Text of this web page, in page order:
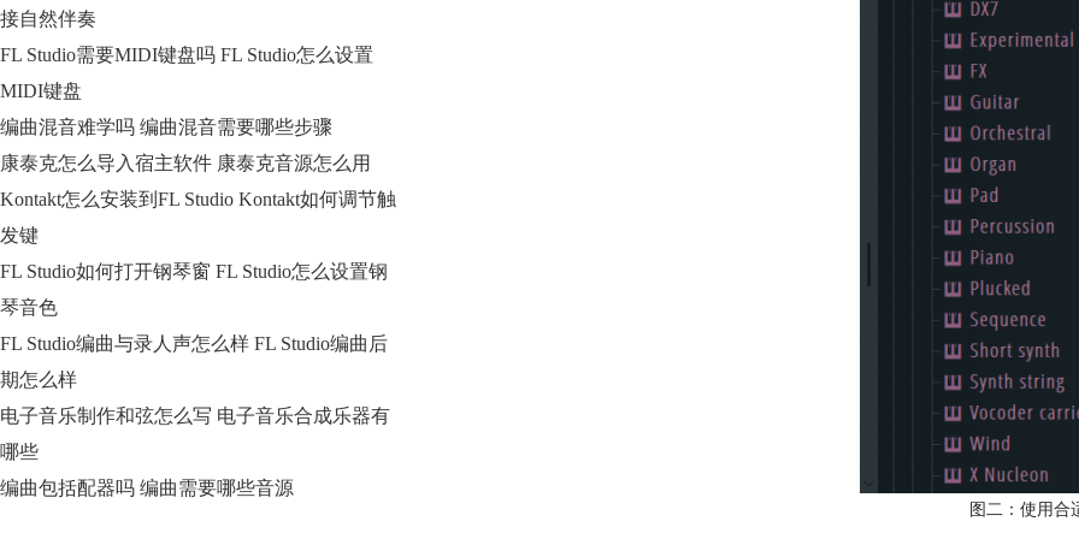
接自然伴奏
FL Studio需要MIDI键盘吗 FL Studio怎么设置
MIDI键盘
编曲混音难学吗 编曲混音需要哪些步骤
康泰克怎么导入宿主软件 康泰克音源怎么用
Kontakt怎么安装到FL Studio Kontakt如何调节触
发键
FL Studio如何打开钢琴窗 FL Studio怎么设置钢
琴音色
FL Studio编曲与录人声怎么样 FL Studio编曲后
期怎么样
电子音乐制作和弦怎么写 电子音乐合成乐器有
哪些
编曲包括配器吗 编曲需要哪些音源
图二：使用合